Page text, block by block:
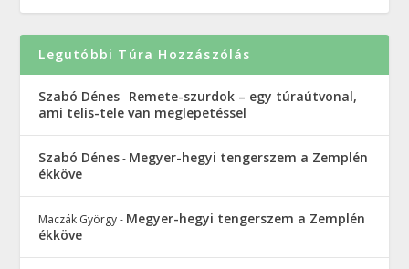
Legutóbbi Túra Hozzászólás
Szabó Dénes- Remete-szurdok – egy túraútvonal,
ami telis-tele van meglepetéssel
Szabó Dénes- Megyer-hegyi tengerszem a Zemplén
ékköve
Maczák György- Megyer-hegyi tengerszem a Zemplén
ékköve